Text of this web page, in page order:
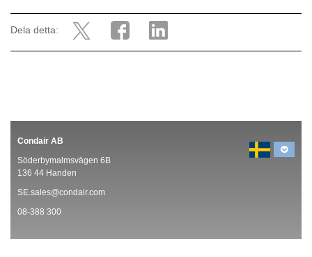
Dela detta:
Condair AB
Söderbymalmsvägen 6B
136 44 Handen
SE.sales@condair.com
08-388 300